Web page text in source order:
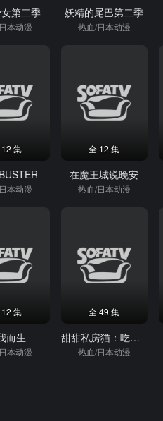
第二季
本动漫
妖精的尾巴第二季
热血/日本动漫
集
本动漫
全 12 集
在魔王城说晚安
热血/日本动漫
集
而生
本动漫
全 49 集
甜甜私房猫：吃饱饱大冒险
热血/日本动漫